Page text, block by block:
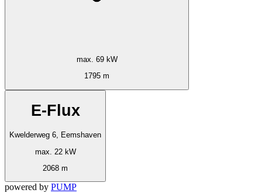
max. 69 kW
1795 m
E-Flux
Kwelderweg 6, Eemshaven
max. 22 kW
2068 m
powered by PUMP